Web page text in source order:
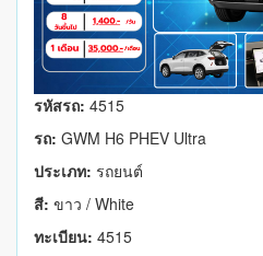
รหัสรถ: 4515
รถ: GWM H6 PHEV Ultra
ประเภท: รถยนต์
สี: ขาว / White
ทะเบียน: 4515